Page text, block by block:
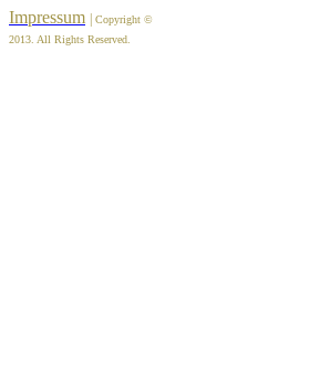
Impressum
Copyright ©
2013. All Rights Reserved.